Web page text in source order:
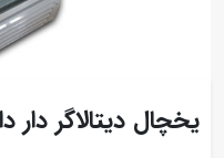
یخچال دیتالاگر دار